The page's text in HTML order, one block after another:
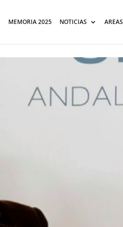
MEMORIA 2025 NOTICIAS AREAS